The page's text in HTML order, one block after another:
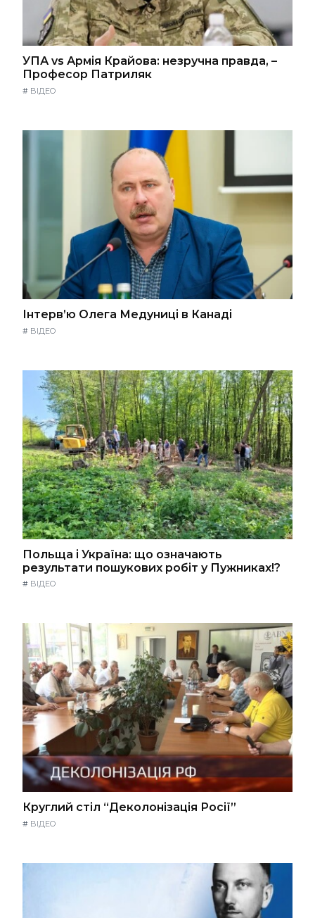
УПА vs Армія Крайова: незручна правда, –
Професор Патриляк
# ВІДЕО
Інтерв’ю Олега Медуниці в Канаді
# ВІДЕО
Польща і Україна: що означають
результати пошукових робіт у Пужниках!?
# ВІДЕО
Круглий стіл “Деколонізація Росії”
# ВІДЕО